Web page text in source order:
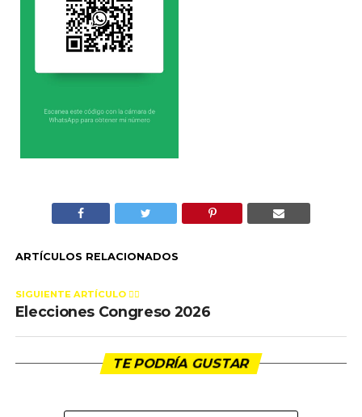
ARTÍCULOS RELACIONADOS
SIGUIENTE ARTÍCULO 👈🏻
Elecciones Congreso 2026
TE PODRÍA GUSTAR